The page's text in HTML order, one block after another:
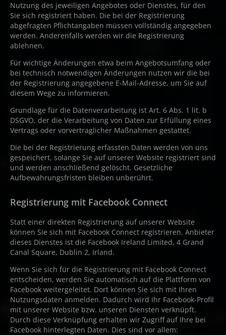
Nutzung des jeweiligen Angebotes oder Dienstes, für den
Sie sich registriert haben. Die bei der Registrierung
abgefragten Pflichtangaben müssen vollständig angegeben
werden. Anderenfalls werden wir die Registrierung
ablehnen.
Für wichtige Änderungen etwa beim Angebotsumfang oder
bei technisch notwendigen Änderungen nutzen wir die bei
der Registrierung angegebene E-Mail-Adresse, um Sie auf
diesem Wege zu informieren.
Grundlage für die Datenverarbeitung ist Art. 6 Abs. 1 lit. b
DSGVO, der die Verarbeitung von Daten zur Erfüllung eines
Vertrags oder vorvertraglicher Maßnahmen gestattet.
Die bei der Registrierung erfassten Daten werden von uns
gespeichert, solange Sie auf unserer Website registriert sind
und werden anschließend gelöscht. Gesetzliche
Aufbewahrungsfristen bleiben unberührt.
Registrierung mit Facebook Connect
Statt einer direkten Registrierung auf unserer Website
können Sie sich mit Facebook Connect registrieren. Anbieter
dieses Dienstes ist die Facebook Ireland Limited, 4 Grand
Canal Square, Dublin 2, Irland.
Wenn Sie sich für die Registrierung mit Facebook Connect
entscheiden, werden Sie automatisch auf die Plattform von
Facebook weitergeleitet. Dort können Sie sich mit Ihren
Nutzungsdaten anmelden. Dadurch wird Ihr Facebook-Profil
mit unserer Website bzw. unseren Diensten verknüpft.
Durch diese Verknüpfung erhalten wir Zugriff auf Ihre bei
Facebook hinterlegten Daten. Dies sind vor allem: